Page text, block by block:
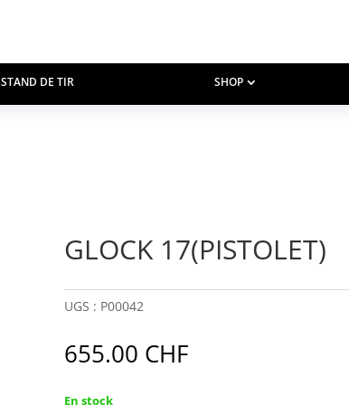
STAND DE TIR SHOP
GLOCK 17(PISTOLET)
UGS : P00042
655.00 CHF
En stock